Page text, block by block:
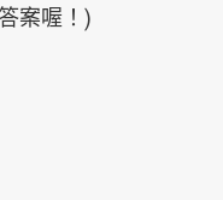
案喔！)